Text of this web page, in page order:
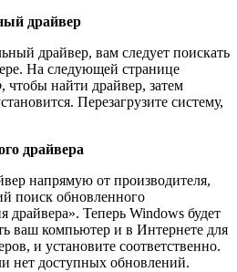
драйвер
драйвер, вам следует поискать
На следующей странице
, чтобы найти драйвер, затем
Перезагрузите систему,
драйвера
напрямую от производителя,
поиск обновленного
драйвера». Теперь Windows будет
ваш компьютер и в Интернете для
и установите соответственно.
нет доступных обновлений.